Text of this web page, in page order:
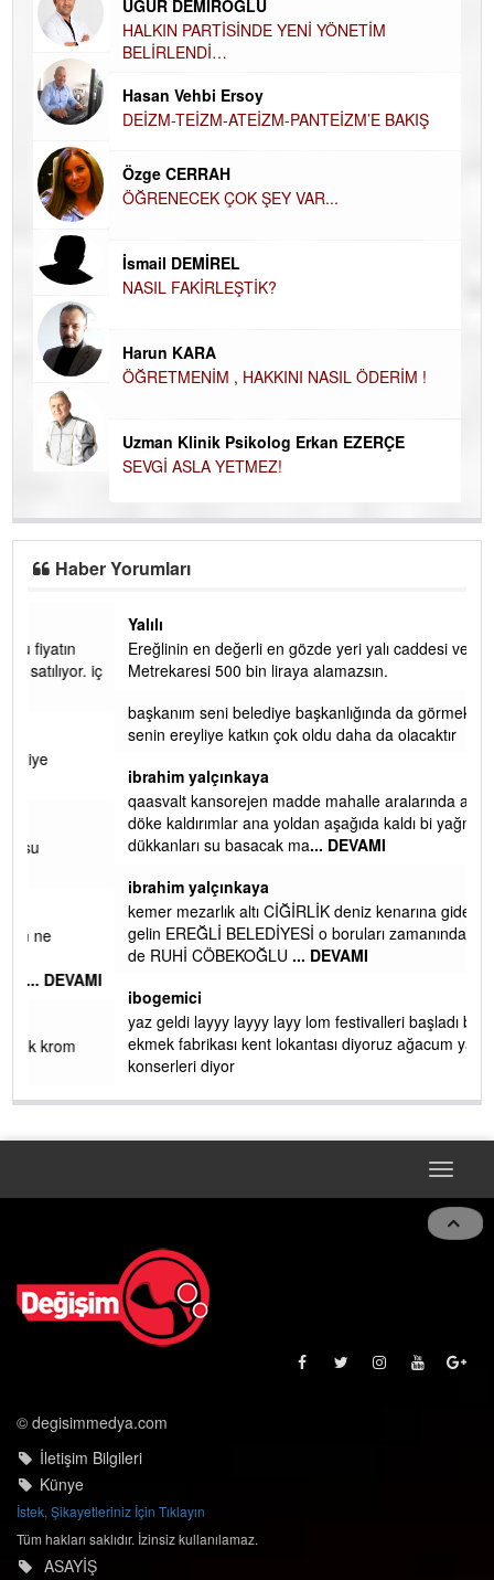
UĞUR DEMİROĞLU
HALKIN PARTİSİNDE YENİ YÖNETİM
BELİRLENDİ…
Hasan Vehbi Ersoy
DEİZM-TEİZM-ATEİZM-PANTEİZM’E BAKIŞ
Özge CERRAH
ÖĞRENECEK ÇOK ŞEY VAR...
İsmail DEMİREL
NASIL FAKİRLEŞTİK?
Harun KARA
ÖĞRETMENİM , HAKKINI NASIL ÖDERİM !
Uzman Klinik Psikolog Erkan EZERÇE
SEVGİ ASLA YETMEZ!
Haber Yorumları
Ereğlinin en değerli en gözde yeri yalı caddesi ve çevresidir.
Metrekaresi 500 bin liraya alamazsın.
başkanım seni belediye başkanlığında da görmek isteriz
senin ereyliye katkın çok oldu daha da olacaktır
ibrahim yalçınkaya
qaasvalt kansorejen madde mahalle aralarında asvalt döke
döke kaldırımlar ana yoldan aşağıda kaldı bi yağmurda
dükkanları su basacak ma ... DEVAMI
ibrahim yalçınkaya
kemer mezarlık altı CİĞİRLİK deniz kenarına giden yola
gelin EREĞLİ BELEDİYESİ o boruları zamanında tüm ereğli
de RUHİ CÖBEKOĞLU... DEVAMI
yaz geldi layyy layyy layy lom festivalleri başladı biz halk
ekmek fabrikası kent lokantası diyoruz ağacum yaz
konserleri diyor
Toggle
© degisimmedya.com
İletişim Bilgileri
Künye
İstek, Şikayetleriniz İçin Tıklayın
Tüm hakları saklıdır. İzinsiz kullanılamaz.
ASAYİŞ